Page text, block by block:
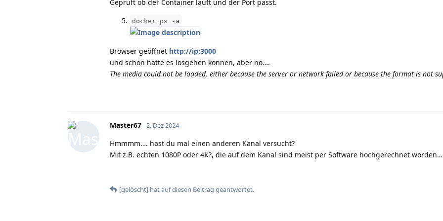
Geprüft ob der Container läuft und der Port passt.
docker ps -a
Browser geöffnet http://ip:3000
und schon hätte es losgehen können, aber nö….
The media could not be loaded, either because the server or network failed or because the format is not
Master67 2. Dez 2024
Hmmmm…. hast du mal einen anderen Kanal versucht?
Mit z.B. echten 1080P oder 4K?, die auf dem Kanal sind meist per Software hochgerechnet worden…
[gelöscht] hatauf diesen Beitrag geantwortet.